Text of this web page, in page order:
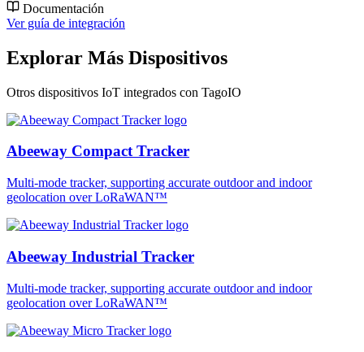
Documentación
Ver guía de integración
Explorar Más Dispositivos
Otros dispositivos IoT integrados con TagoIO
Abeeway Compact Tracker
Multi-mode tracker, supporting accurate outdoor and indoor
geolocation over LoRaWAN™
Abeeway Industrial Tracker
Multi-mode tracker, supporting accurate outdoor and indoor
geolocation over LoRaWAN™